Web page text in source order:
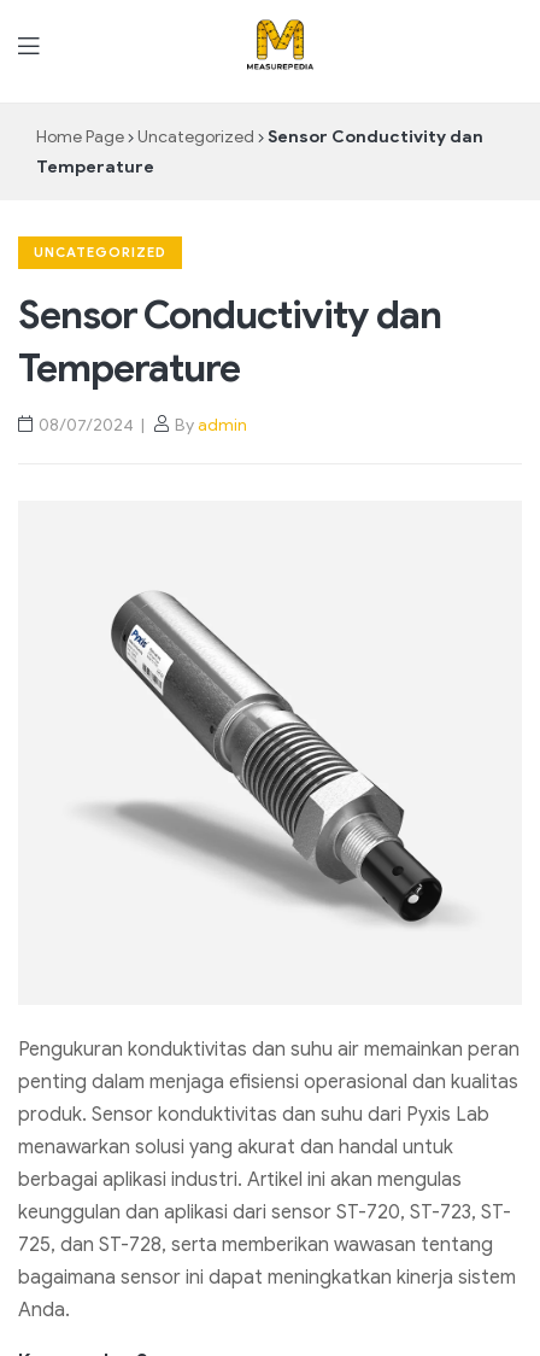
Home Page Uncategorized
Sensor Conductivity dan
Temperature
UNCATEGORIZED
Sensor Conductivity dan
Temperature
08/07/2024 Byadmin
Pengukuran konduktivitas dan suhu air memainkan peran
penting dalam menjaga efisiensi operasional dan kualitas
produk. Sensor konduktivitas dan suhu dari Pyxis Lab
menawarkan solusi yang akurat dan handal untuk
berbagai aplikasi industri. Artikel ini akan mengulas
keunggulan dan aplikasi dari sensor ST-720, ST-723, ST-
725, dan ST-728, serta memberikan wawasan tentang
bagaimana sensor ini dapat meningkatkan kinerja sistem
Anda.